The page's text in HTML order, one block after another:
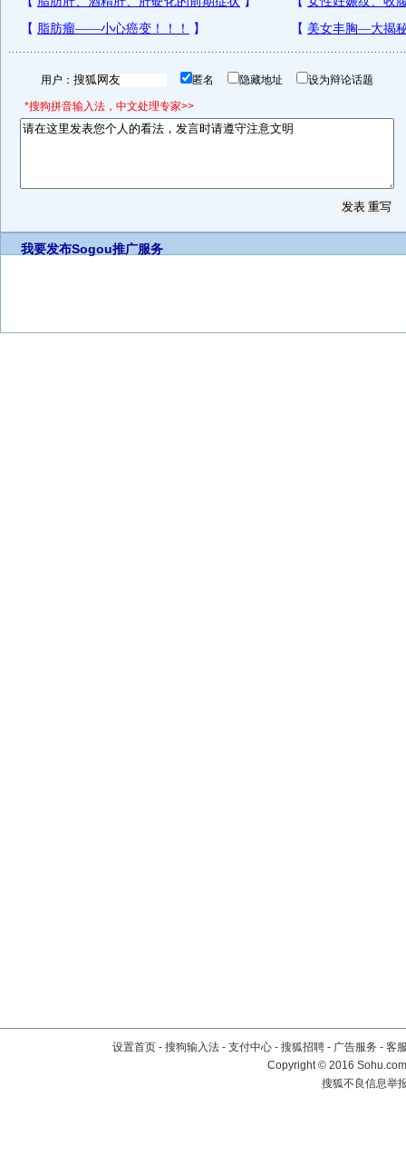
用户： 匿名 隐藏地址 设为辩论话题
*搜狗拼音输入法，中文处理专家>>
我要发布Sogou推广服务
设置首页 - 搜狗输入法 - 支付中心 - 搜狐招聘 - 广告服务 - 客
Copyright©2016
搜狐不良信息举